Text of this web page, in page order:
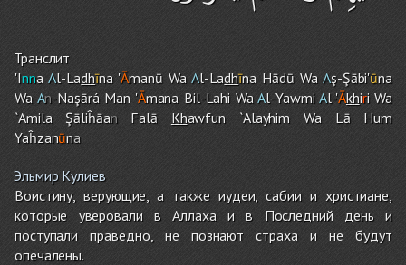
Транслит
'InnaAl-Ladhīna 'Āmanū WaAl-Ladhīna Hādū WaAş-Şābi'ūna
WaAn-Naşārá Man 'Āmana Bil-Lahi WaAl-YawmiAl-'Ākhiri Wa
`Amila ŞāliĥāanFalā Khawfun `Alayhim Wa Lā Hum
Yaĥzanūna
Эльмир Кулиев
Воистину, верующие, а также иудеи, сабии и христиане,
которые уверовали в Аллаха и в Последний день и
поступали праведно, не познают страха и не будут
опечалены.